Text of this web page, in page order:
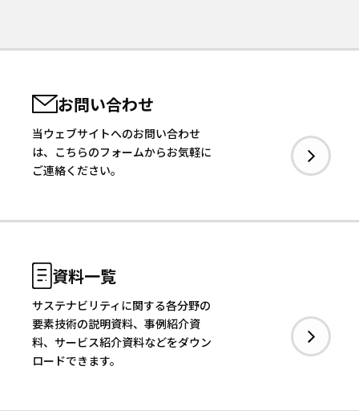
お問い合わせ
当ウェブサイトへのお問い合わせ
は、こちらのフォームからお気軽に
ご連絡ください。
資料一覧
サステナビリティに関する各分野の
要素技術の説明資料、事例紹介資
料、サービス紹介資料などをダウン
ロードできます。